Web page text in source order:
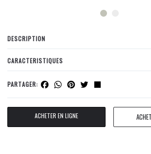
DESCRIPTION
CARACTERISTIQUES
PARTAGER: Facebook
WhatsApp
Pinterest
Twitter
ACHETER EN LIGNE